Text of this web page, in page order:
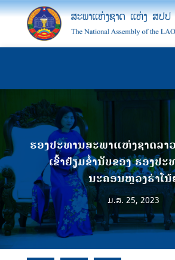
ຮອງປະທານສະພາແຫ່ງຊາດລາ
ເຂົ້າຢ້ຽມຂໍ່ານັບຂອງ ຮອງປ
ນະຄອນຫຼວງຮ່າໂນ້
ມ.ສ. 25, 2023